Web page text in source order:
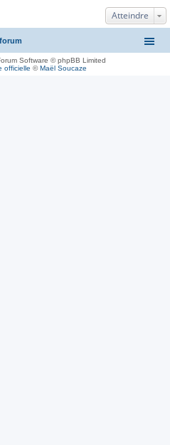
Atteindre
Software © phpBB Limited
officielle ©Maël Soucaze